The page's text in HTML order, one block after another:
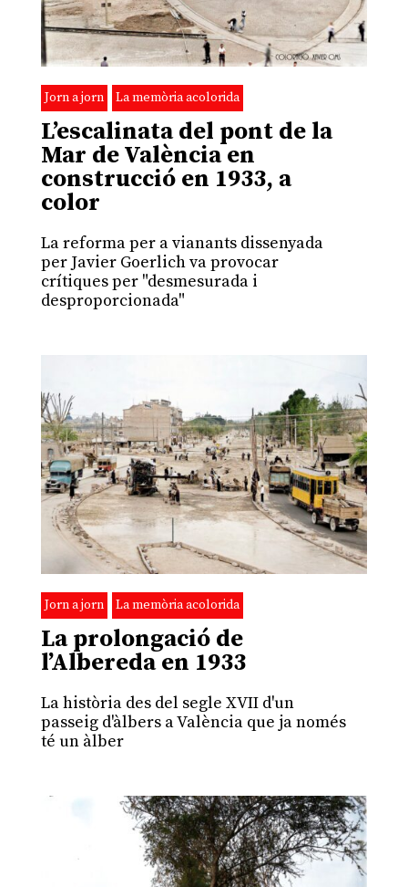
Jorn a jorn La memòria acolorida
L’escalinata del pont de la
Mar de València en
construcció en 1933, a
color
La reforma per a vianants dissenyada
per Javier Goerlich va provocar
crítiques per "desmesurada i
desproporcionada"
Jorn a jorn La memòria acolorida
La prolongació de
l’Albereda en 1933
La història des del segle XVII d'un
passeig d'àlbers a València que ja només
té un àlber